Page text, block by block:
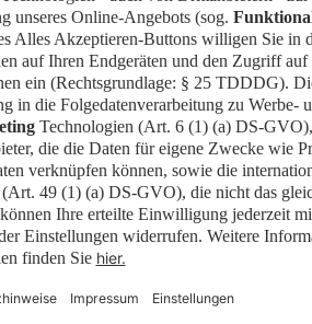
Partnern an Projekten, um im
dazu beitragen, sowohl
Ökosystem zu schützen“,
in Riga ist die
und Verkehr optimiert
Start-ups und